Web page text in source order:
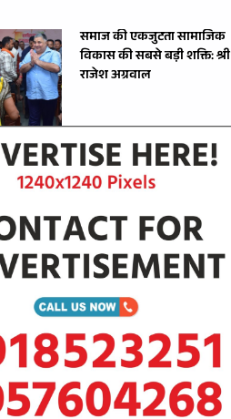
समाज की एकजुटता सामाजिक
विकास की सबसे बड़ी शक्ति: श्री
राजेश अग्रवाल